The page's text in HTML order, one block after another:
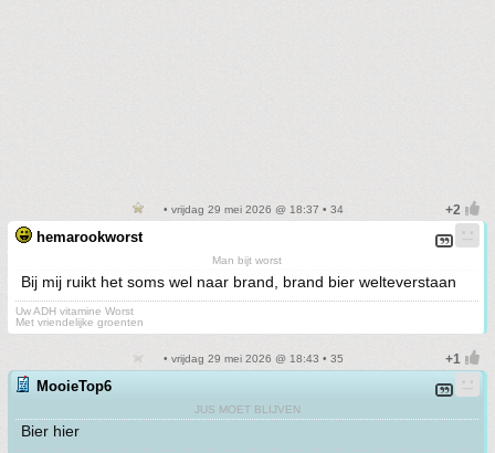
• vrijdag 29 mei 2026 @ 18:37 • 34
hemarookworst
Man bijt worst
Bij mij ruikt het soms wel naar brand, brand bier welteverstaan
Uw ADH vitamine Worst
Met vriendelijke groenten
• vrijdag 29 mei 2026 @ 18:43 • 35
MooieTop6
JUS MOET BLIJVEN
Bier hier